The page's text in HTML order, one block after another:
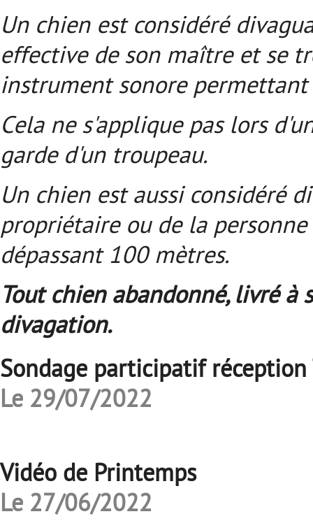
Un chien est considéré
effective de son maître et se
instrument sonore permettant
Cela ne s'applique pas lors
garde d'un troupeau.
Un chien est aussi considéré
propriétaire ou de la
dépassant 100 mètres.
Tout chien abandonné, livré
divagation.
Sondage participatif réception
Le 29/07/2022
Vidéo de Printemps
Le 27/06/2022